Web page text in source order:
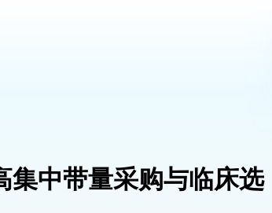
集中带量采购与临床选